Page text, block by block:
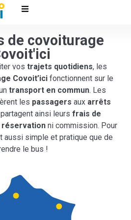
de covoiturage
vos trajets quotidiens, les
Covoit’icifonctionnent sur le
transport en commun. Les
les passagers aux arrêts
ainsi leurs frais de
réservation ni commission. Pour
aussi simple et pratique que de
le bus !